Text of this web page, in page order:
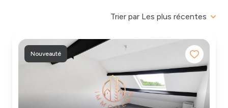
estimer
Biens
loués
Nos
avis
Trier par Les plus récentes
Nouveauté